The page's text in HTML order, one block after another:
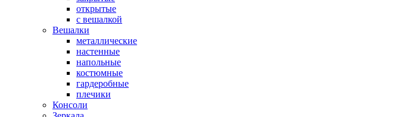
открытые
с вешалкой
Вешалки
металлические
настенные
напольные
костюмные
гардеробные
плечики
Консоли